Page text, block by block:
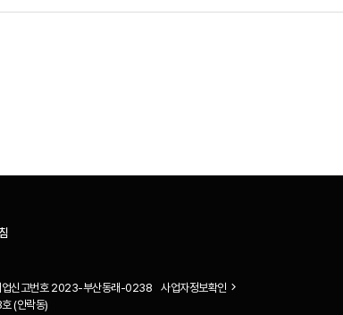
신고번호 2023-부산동래-0238
사업자정보확인
(안락동)